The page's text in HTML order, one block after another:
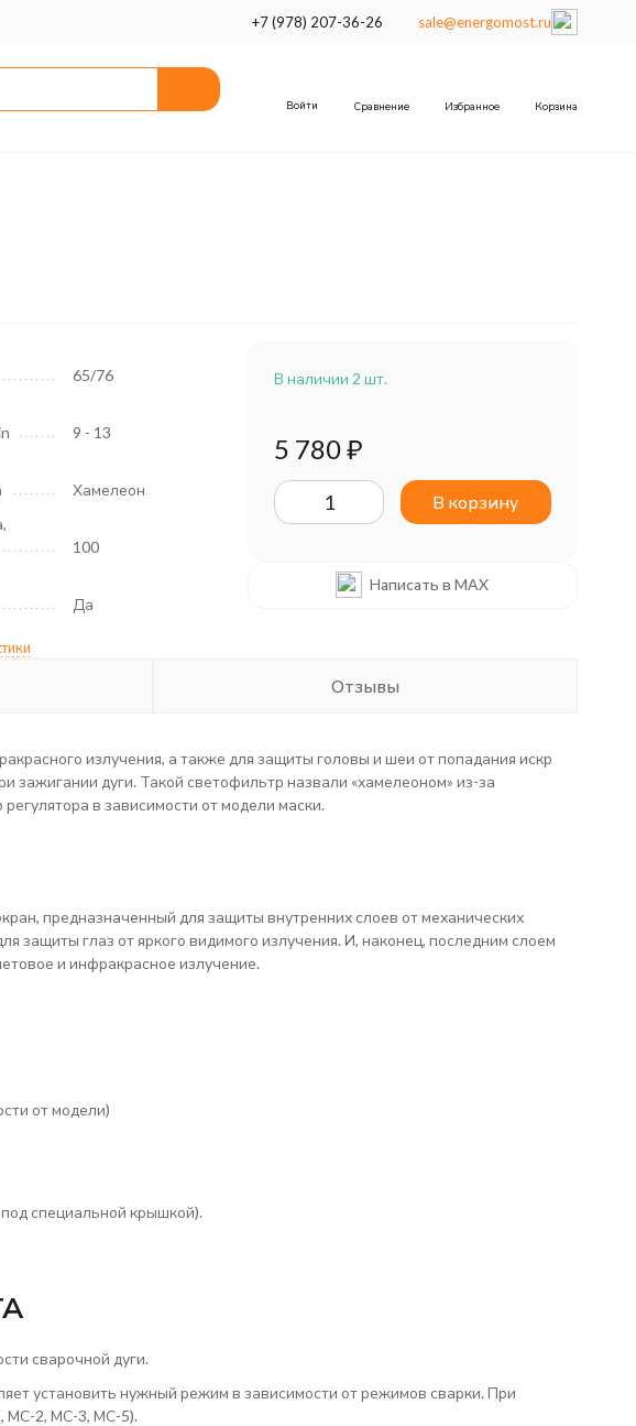
+7 (978) 207-36-26 sale@energomost.ru
Войти Сравнение Избранное Корзина
65/76
9 - 13
Хамелеон
100
Да
В наличии 2 шт.
5 780₽
В корзину
Написать в MAX
Отзывы
излучения, а также для защиты головы и шеи от попадания искр
зажигании дуги. Такой светофильтр назвали «хамелеоном» из-за
в зависимости от модели маски.
предназначенный для защиты внутренних слоев от механических
защиты глаз от яркого видимого излучения. И, наконец, последним слоем
и инфракрасное излучение.
от модели)
специальной крышкой).
сварочной дуги.
установить нужный режим в зависимости от режимов сварки. При
МС-2, МС-3, МС-5).